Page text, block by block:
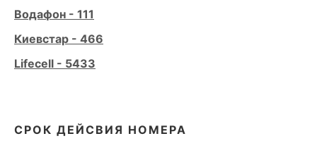
Водафон - 111
Киевстар - 466
Lifecell - 5433
СРОК ДЕЙСВИЯ НОМЕРА